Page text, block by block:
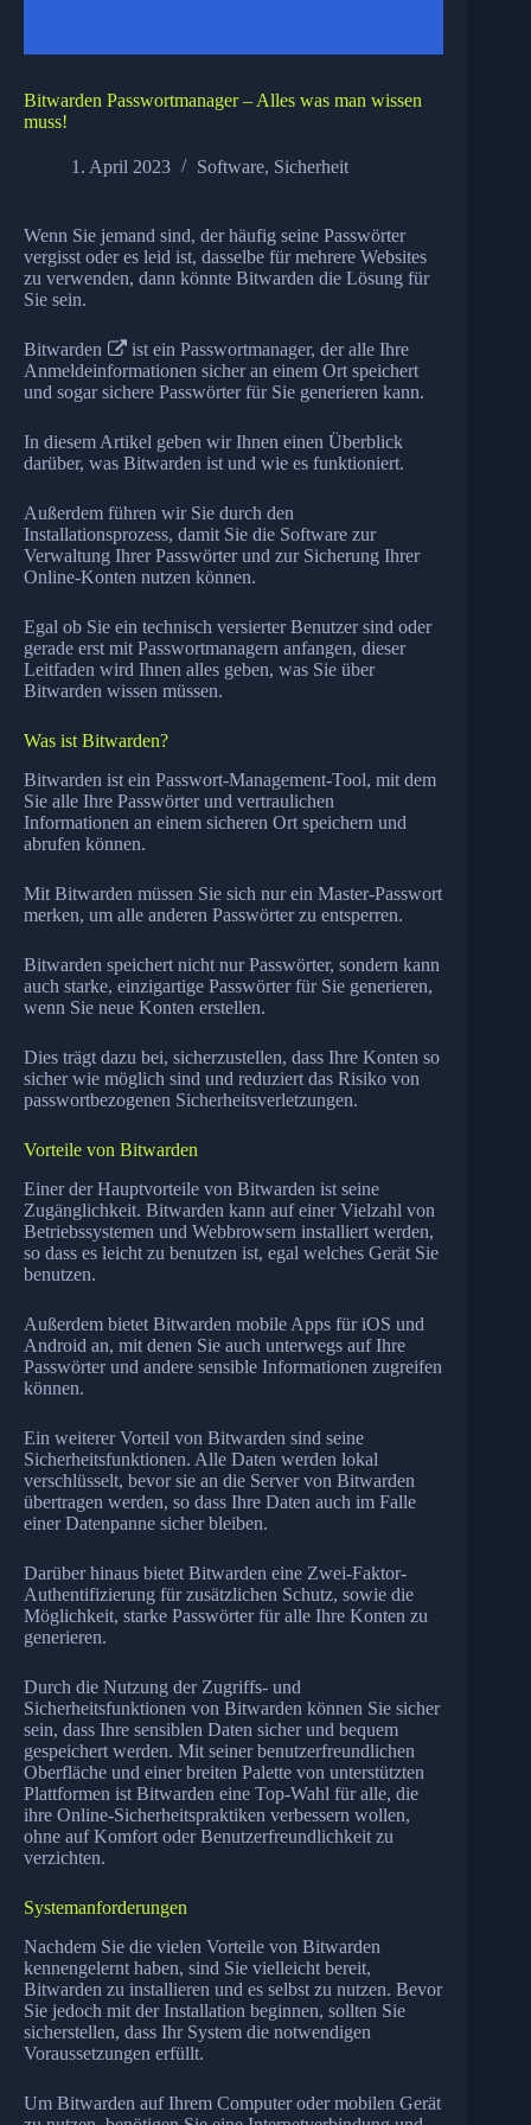
Bitwarden Passwortmanager – Alles was man wissen
muss!
1. April 2023 Software, Sicherheit
Wenn Sie jemand sind, der häufig seine Passwörter
vergisst oder es leid ist, dasselbe für mehrere Websites
zu verwenden, dann könnte Bitwarden die Lösung für
Sie sein.
Bitwarden
ist ein Passwortmanager, der alle Ihre
Anmeldeinformationen sicher an einem Ort speichert
und sogar sichere Passwörter für Sie generieren kann.
In diesem Artikel geben wir Ihnen einen Überblick
darüber, was Bitwarden ist und wie es funktioniert.
Außerdem führen wir Sie durch den
Installationsprozess, damit Sie die Software zur
Verwaltung Ihrer Passwörter und zur Sicherung Ihrer
Online-Konten nutzen können.
Egal ob Sie ein technisch versierter Benutzer sind oder
gerade erst mit Passwortmanagern anfangen, dieser
Leitfaden wird Ihnen alles geben, was Sie über
Bitwarden wissen müssen.
Was ist Bitwarden?
Bitwarden ist ein Passwort-Management-Tool, mit dem
Sie alle Ihre Passwörter und vertraulichen
Informationen an einem sicheren Ort speichern und
abrufen können.
Mit Bitwarden müssen Sie sich nur ein Master-Passwort
merken, um alle anderen Passwörter zu entsperren.
Bitwarden speichert nicht nur Passwörter, sondern kann
auch starke, einzigartige Passwörter für Sie generieren,
wenn Sie neue Konten erstellen.
Dies trägt dazu bei, sicherzustellen, dass Ihre Konten so
sicher wie möglich sind und reduziert das Risiko von
passwortbezogenen Sicherheitsverletzungen.
Vorteile von Bitwarden
Einer der Hauptvorteile von Bitwarden ist seine
Zugänglichkeit. Bitwarden kann auf einer Vielzahl von
Betriebssystemen und Webbrowsern installiert werden,
so dass es leicht zu benutzen ist, egal welches Gerät Sie
benutzen.
Außerdem bietet Bitwarden mobile Apps für iOS und
Android an, mit denen Sie auch unterwegs auf Ihre
Passwörter und andere sensible Informationen zugreifen
können.
Ein weiterer Vorteil von Bitwarden sind seine
Sicherheitsfunktionen. Alle Daten werden lokal
verschlüsselt, bevor sie an die Server von Bitwarden
übertragen werden, so dass Ihre Daten auch im Falle
einer Datenpanne sicher bleiben.
Darüber hinaus bietet Bitwarden eine Zwei-Faktor-
Authentifizierung für zusätzlichen Schutz, sowie die
Möglichkeit, starke Passwörter für alle Ihre Konten zu
generieren.
Durch die Nutzung der Zugriffs- und
Sicherheitsfunktionen von Bitwarden können Sie sicher
sein, dass Ihre sensiblen Daten sicher und bequem
gespeichert werden. Mit seiner benutzerfreundlichen
Oberfläche und einer breiten Palette von unterstützten
Plattformen ist Bitwarden eine Top-Wahl für alle, die
ihre Online-Sicherheitspraktiken verbessern wollen,
ohne auf Komfort oder Benutzerfreundlichkeit zu
verzichten.
Systemanforderungen
Nachdem Sie die vielen Vorteile von Bitwarden
kennengelernt haben, sind Sie vielleicht bereit,
Bitwarden zu installieren und es selbst zu nutzen. Bevor
Sie jedoch mit der Installation beginnen, sollten Sie
sicherstellen, dass Ihr System die notwendigen
Voraussetzungen erfüllt.
Um Bitwarden auf Ihrem Computer oder mobilen Gerät